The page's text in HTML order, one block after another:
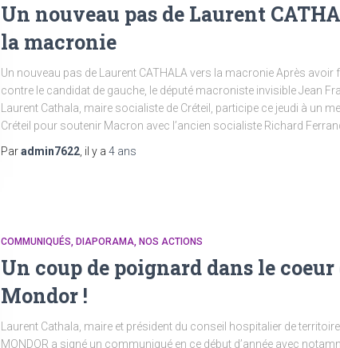
Un nouveau pas de Laurent
la macronie
Un nouveau pas de Laurent CATHALA vers la macronie Après avoir
contre le candidat de gauche, le député macroniste invisible Jean
Laurent Cathala, maire socialiste de Créteil, participe ce jeudi à un
Créteil pour soutenir Macron avec l’ancien socialiste Richard
Paradmin7622, il y a 4 ans
COMMUNIQUÉS DIAPORAMA NOS ACTIONS
Un coup de poignard dans le coeur
Mondor !
Laurent Cathala, maire et président du conseil hospitalier de territoire
MONDOR a signé un communiqué en ce début d’année avec